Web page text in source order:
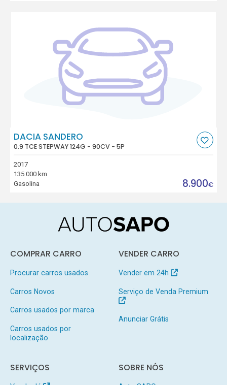
DACIA SANDERO
0.9 TCE STEPWAY 124G - 90CV - 5P
2017
135.000 km
Gasolina
8.900€
COMPRAR CARRO
Procurar carros usados
Carros Novos
Carros usados por marca
Carros usados por
localização
VENDER CARRO
Vender em 24h
Serviço de Venda Premium
Anunciar Grátis
SERVIÇOS SOBRE NÓS